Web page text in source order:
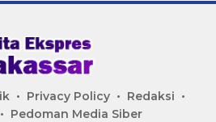
Privacy Policy
Redaksi
Pedoman Media Siber